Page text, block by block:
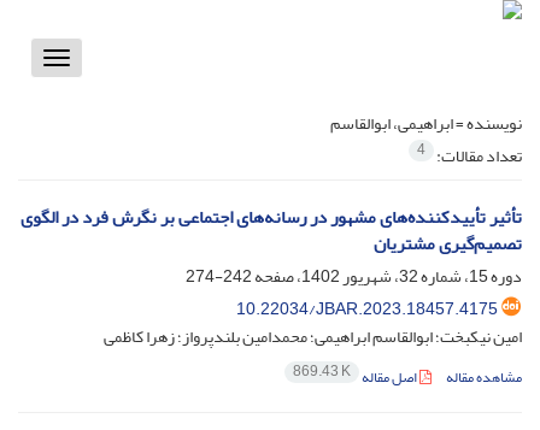
Toggle
نویسنده =ابراهیمی، ابوالقاسم
تعداد مقالات: 4
تأثیر تأییدکننده‌های مشهور در رسانه‌های اجتماعی بر نگرش فرد در الگوی
تصمیم‌گیری مشتریان
دوره 15، شماره 32، شهریور 1402، صفحه
242-274
10.22034/JBAR.2023.18457.4175
امین نیکبخت؛ ابوالقاسم ابراهیمی؛ محمدامین بلندپرواز؛ زهرا کاظمی
مشاهده مقاله اصل مقاله 869.43 K